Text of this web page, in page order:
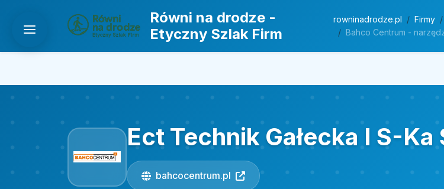
Równi na drodze -
Etyczny Szlak Firm
rowninadrodze.pl Firmy
Bahco Centrum -
Ect Technik Gałecka I S-Ka
bahcocentrum.pl